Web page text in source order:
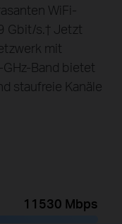
WiFi-
Gbit/s.† Jetzt
mit
Band bietet
staufreie Kanäle
11530 Mbps